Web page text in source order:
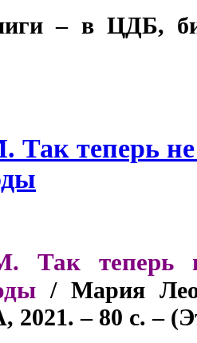
– в ЦДБ,
Так теперь
Так теперь
/ Мария
– 80 с. –